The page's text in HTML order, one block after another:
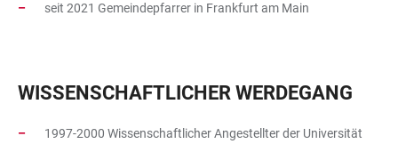
seit 2021 Gemeindepfarrer in Frankfurt am Main
WISSENSCHAFTLICHER WERDEGANG
1997-2000 Wissenschaftlicher Angestellter der Universität